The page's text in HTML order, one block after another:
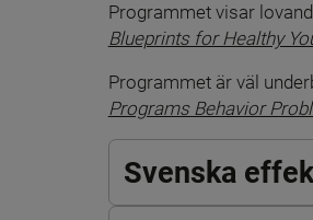
Programmet visar
Blueprints for Healthy
Programmet är väl
Programs Behavior
Svenska